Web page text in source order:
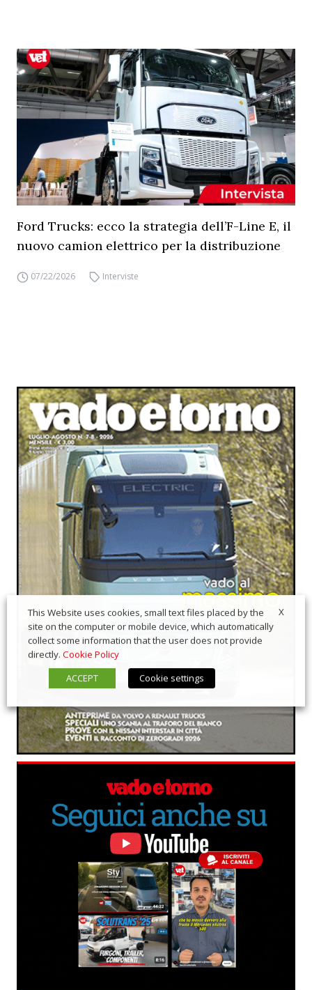
Ford Trucks: ecco la strategia dell’F-Line E, il
nuovo camion elettrico per la distribuzione
07/22/2026 Interviste
X
This Website uses cookies, small text files placed by the
site on the computer or mobile device, which automatically
collect some information that the user does not provide
directly. Cookie Policy
ACCEPT
Cookie settings